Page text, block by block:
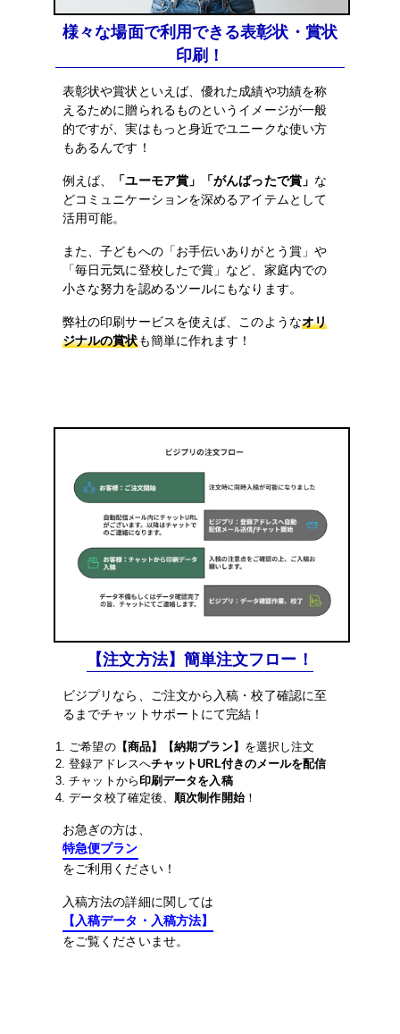
様々な場面で利用できる表彰状・賞状
印刷！
表彰状や賞状といえば、優れた成績や功績を称
えるために贈られるものというイメージが一般
的ですが、実はもっと身近でユニークな使い方
もあるんです！
例えば、 「ユーモア賞」「がんばったで賞」 な
どコミュニケーションを深めるアイテムとして
活用可能。
また、子どもへの「お手伝いありがとう賞」や
「毎日元気に登校したで賞」など、家庭内での
小さな努力を認めるツールにもなります。
弊社の印刷サービスを使えば、このようなオリ
ジナルの賞状も簡単に作れます！
【注文方法】簡単注文フロー！
ビジプリなら、ご注文から入稿・校了確認に至
るまでチャットサポートにて完結！
1. ご希望の【商品】【納期プラン】 を選択し注文
2. 登録アドレスへチャットURL付きのメールを配信
3. チャットから 印刷データを入稿
4. データ校了確定後、 順次制作開始！
お急ぎの方は、
特急便プラン
をご利用ください！
入稿方法の詳細に関しては
【入稿データ・入稿方法】
をご覧くださいませ。